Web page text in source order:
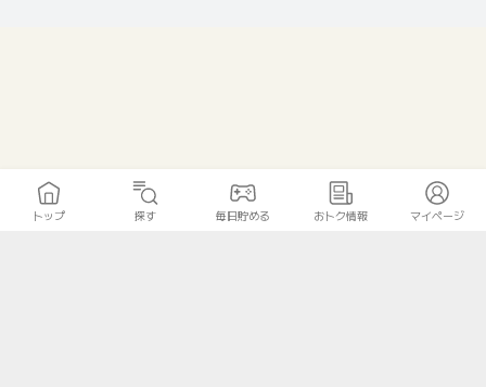
トップ 探す 毎日貯める おトク情報 マイページ